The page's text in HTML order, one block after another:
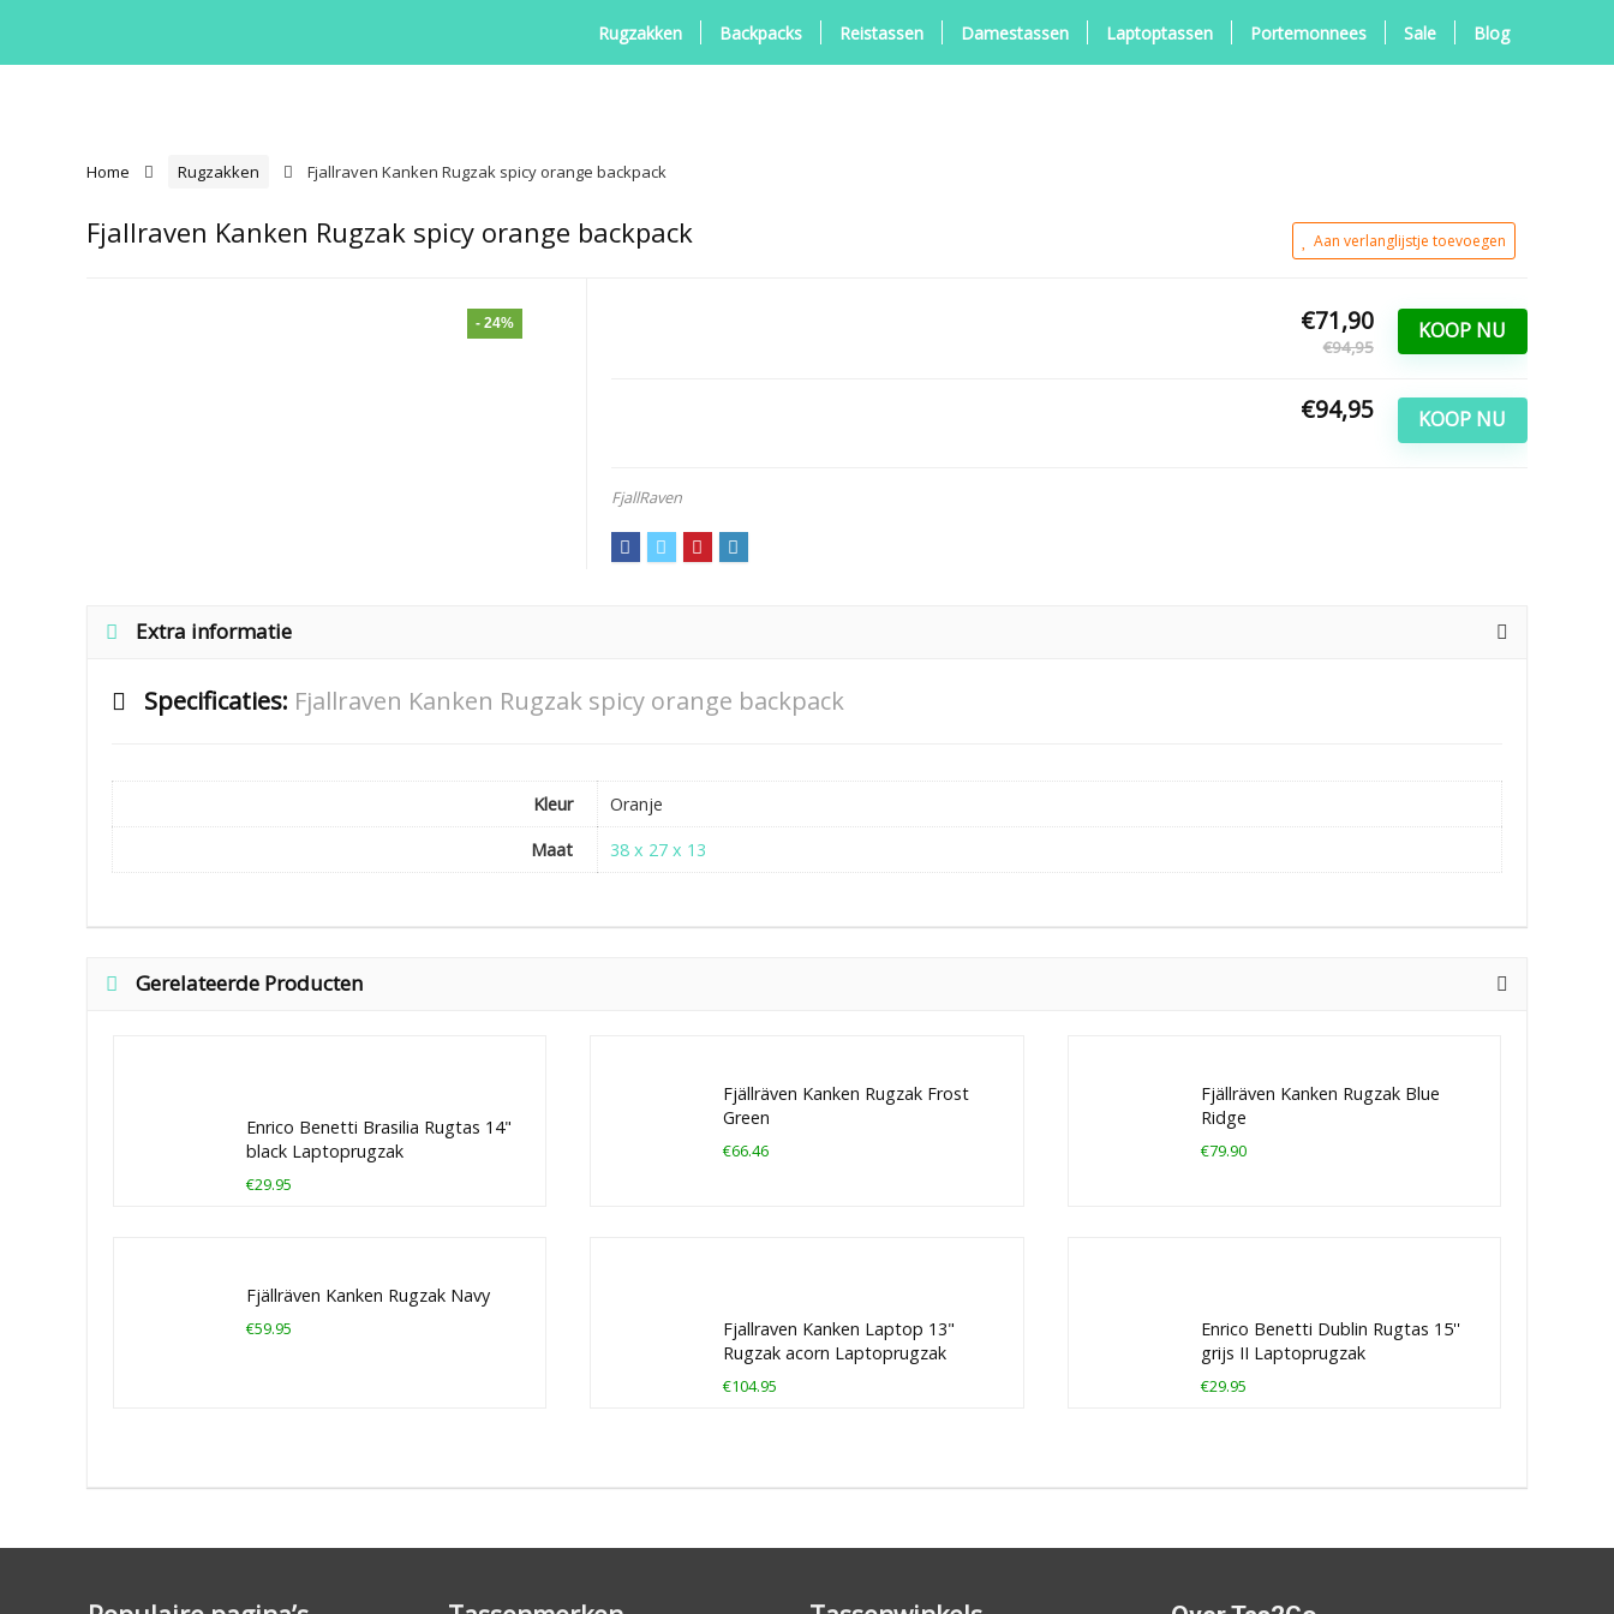
Rugzakken Backpacks Reistassen Damestassen Laptoptassen Portemonnees Sale Blog
Home Rugzakken Fjallraven Kanken Rugzak spicy orange backpack
Fjallraven Kanken Rugzak spicy orange backpack Aan verlanglijstje toevoegen
- 24% KOOP NU
€71,90
€94,95
KOOP NU
€94,95
FjallRaven
Extra informatie
Specificaties: Fjallraven Kanken Rugzak spicy orange backpack
Kleur
Oranje
Maat
38 x 27 x 13
Gerelateerde Producten
Enrico Benetti Brasilia Rugtas 14"
black Laptoprugzak
€29.95
Fjällräven Kanken Rugzak Frost
Green
€66.46
Fjällräven Kanken Rugzak Blue
Ridge
€79.90
Fjällräven Kanken Rugzak Navy
€59.95
Fjallraven Kanken Laptop 13"
Rugzak acorn Laptoprugzak
€104.95
Enrico Benetti Dublin Rugtas 15''
grijs II Laptoprugzak
€29.95